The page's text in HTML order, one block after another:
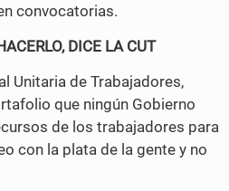
convocatorias.
DICE LA CUT
Unitaria de Trabajadores,
que ningún Gobierno
de los trabajadores para
con la plata de la gente y no